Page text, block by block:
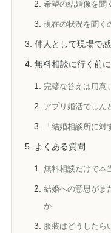
希望の結婚像を聞
現在の状況を聞く
仲人として現場で
無料相談に行く前
完璧な答えは用意
アプリ婚活でしん
「結婚相談所に対
よくある質問
無料相談だけで本
結婚への意思がま
か
服装はどうしたら